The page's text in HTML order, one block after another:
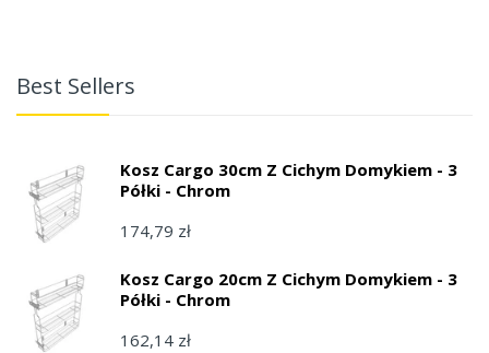
Best Sellers
Kosz Cargo 30cm Z Cichym Domykiem - 3
Półki - Chrom
174,79 zł
Kosz Cargo 20cm Z Cichym Domykiem - 3
Półki - Chrom
162,14 zł